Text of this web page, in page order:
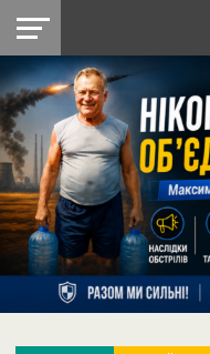
НІКОПОЛЬ
РАЙОН
СІЧЕСЛАВСЬКА
УКРАЇНА
РЕТРО
НІКОПОЛЬ
ЛАЙТ
УКРАЇНА
ДОПОМОГА
РАДІО